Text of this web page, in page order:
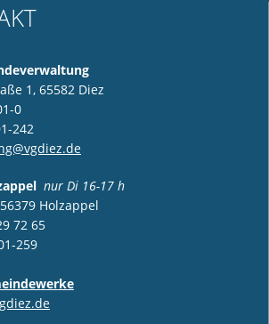
1, 65582 Diez
0
242
nur Di 16-17 h
Holzappel
72 65
259